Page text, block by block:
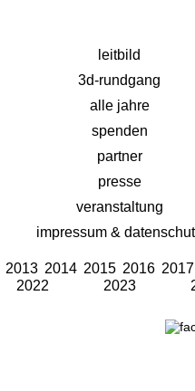
leitbild
3d-rundgang
alle jahre
spenden
partner
presse
veranstaltung
impressum &
2013 2014 2015 2016 2017
2022 2023